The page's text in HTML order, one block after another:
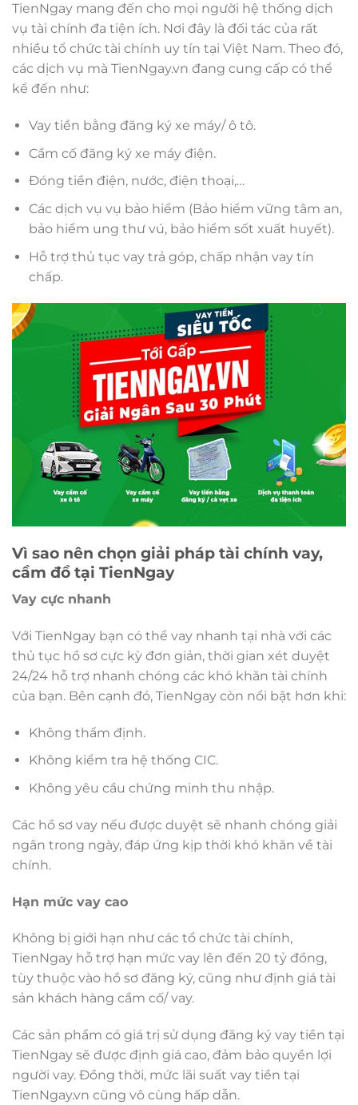
TienNgay mang đến cho mọi người hệ thống dịch
vụ tài chính đa tiện ích. Nơi đây là đối tác của rất
nhiều tổ chức tài chính uy tín tại Việt Nam. Theo đó,
các dịch vụ mà TienNgay.vn đang cung cấp có thể
kể đến như:
Vay tiền bằng đăng ký xe máy/ ô tô.
Cầm cố đăng ký xe máy điện.
Đóng tiền điện, nước, điện thoại,…
Các dịch vụ vụ bảo hiểm (Bảo hiểm vững tâm an,
bảo hiểm ung thư vú, bảo hiểm sốt xuất huyết).
Hỗ trợ thủ tục vay trả góp, chấp nhận vay tín
chấp.
Vì sao nên chọn giải pháp tài chính vay,
cầm đồ tại TienNgay
Vay cực nhanh
Với TienNgay bạn có thể vay nhanh tại nhà với các
thủ tục hồ sơ cực kỳ đơn giản, thời gian xét duyệt
24/24 hỗ trợ nhanh chóng các khó khăn tài chính
của bạn. Bên cạnh đó, TienNgay còn nổi bật hơn khi:
Không thẩm định.
Không kiểm tra hệ thống CIC.
Không yêu cầu chứng minh thu nhập.
Các hồ sơ vay nếu được duyệt sẽ nhanh chóng giải
ngân trong ngày, đáp ứng kịp thời khó khăn về tài
chính.
Hạn mức vay cao
Không bị giới hạn như các tổ chức tài chính,
TienNgay hỗ trợ hạn mức vay lên đến 20 tỷ đồng,
tùy thuộc vào hồ sơ đăng ký, cũng như định giá tài
sản khách hàng cầm cố/ vay.
Các sản phẩm có giá trị sử dụng đăng ký vay tiền tại
TienNgay sẽ được định giá cao, đảm bảo quyền lợi
người vay. Đồng thời, mức lãi suất vay tiền tại
TienNgay.vn cũng vô cùng hấp dẫn.